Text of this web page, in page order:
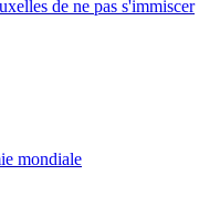
de ne pas s'immiscer
mondiale